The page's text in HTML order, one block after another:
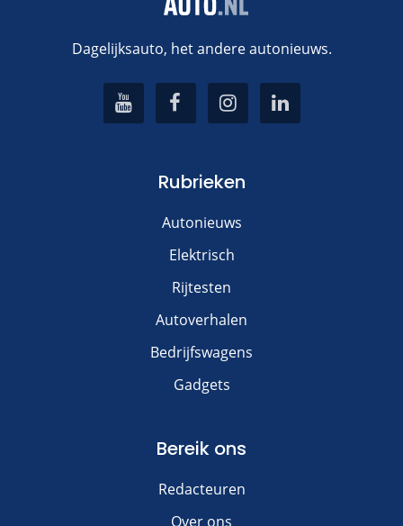
Dagelijksauto, het andere autonieuws.
Rubrieken
Autonieuws
Elektrisch
Rijtesten
Autoverhalen
Bedrijfswagens
Gadgets
Bereik ons
Redacteuren
Over ons